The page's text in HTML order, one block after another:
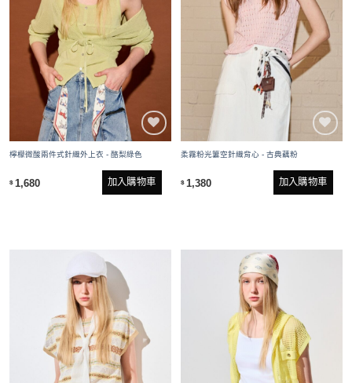
檸檬微酸兩件式針織外上衣 - 酪梨綠色
$ 1,680 加入購物車
柔霧粉光簍空針織背心 - 古典藕粉
$ 1,380 加入購物車